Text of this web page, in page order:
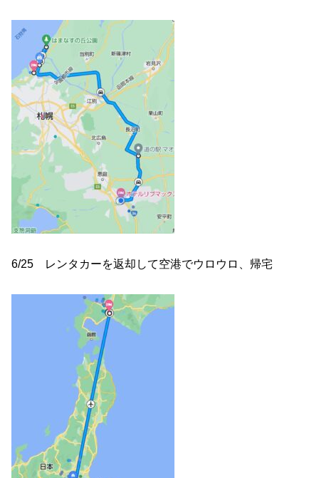
6/25 レンタカーを返却して空港でウロウロ、帰宅